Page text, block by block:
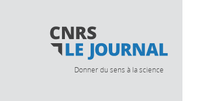
Donner du sens à la science